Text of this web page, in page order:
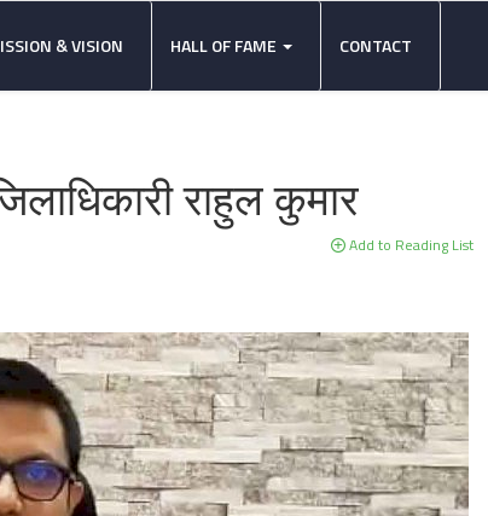
& VISION HALL OF FAME CONTACT
राहुल कुमार
Add to Reading List